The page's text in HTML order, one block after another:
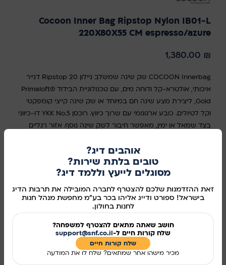
אוהבים דיג?
טובים בלתת שירות?
מסוגלים לייעץ וללמד דיג?
זאת ההזדמנות שלכם להצטרף לחברה המובילה את תרבות הדיג
בישראל! ספורט ודייג אליהו בכר בע"מ מחפשת מנהל חנות
לחנות בחולון.
חושב שאתה מתאים להצטרף למשפחה?
שלח קורות חיים ל-support@snf.co.il
שלח קורות חיים​
מכיר מישהו אחר שמתאים? שלח לו את המודעה
Cocoon Inner Bag Ripstop Nylon IB01-L
220X80X55 CM espresso/azure
1,380.00 ₪
COCOON Innerbag שק שינה שמשלב ניילון Ripstop 20 דנייר
איכותי, אולטרא-קל ודוחה מים, עם טכנולוגיית הבידוד Primaloft®
Gold, ליצירת מצע שינה חם במיוחד או שק שינה קייצי קומפקטי
וקל לטיולים. כובע ארגונומי עם שרוך כיווץ. רוכסן YKK No.5 דו-כיווני
בצד שמאל או ימין, מאפשר חיבור לשק שינה נוסף. אזור רגליים
מעטפת וריפוד: ניילון Ripstop 20 דנייר. עמידות למים
(Hydrostatic Head – HH): 1000 מ"מ. קצב העברת אדים
במלאי
הוספה לסל
קנו עכשיו